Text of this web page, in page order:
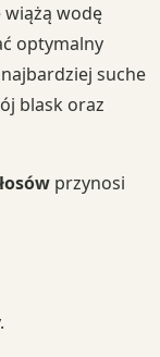
wodę
optymalny
suche
blask oraz
przynosi